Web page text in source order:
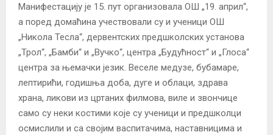
Манифестацију је 15. пут организовала ОШ „19. април“,
а поред домаћина учествовали су и ученици ОШ
„Никола Тесла“, дервентских предшколских установа
„Трол“, „Бамби“ и „Вучко“, центра „Будућност“ и „Глоса“
центра за њемачки језик. Веселе медузе, бубамаре,
лептирићи, годишња доба, дуге и облаци, здрава
храна, ликови из цртаних филмова, виле и звончице
само су неки костими које су ученици и предшколци
осмислили и са својим васпитачима, наставницима и